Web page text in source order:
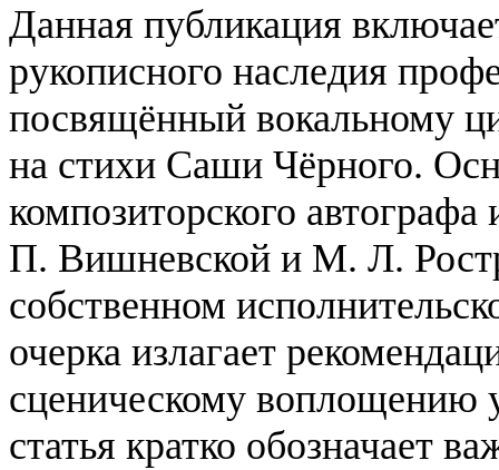
Данная публикация
рукописного наследия
посвящённый вокальному
на стихи Саши Чёрного.
композиторского
П. Вишневской и М. Л.
собственном
очерка излагает
сценическому воплощению
статья кратко обозначает